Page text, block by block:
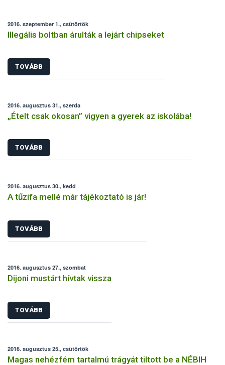
2016. szeptember 1., csütörtök
Illegális boltban árulták a lejárt chipseket
TOVÁBB
2016. augusztus 31., szerda
„Ételt csak okosan” vigyen a gyerek az iskolába!
TOVÁBB
2016. augusztus 30., kedd
A tűzifa mellé már tájékoztató is jár!
TOVÁBB
2016. augusztus 27., szombat
Dijoni mustárt hívtak vissza
TOVÁBB
2016. augusztus 25., csütörtök
Magas nehézfém tartalmú trágyát tiltott be a NÉBIH